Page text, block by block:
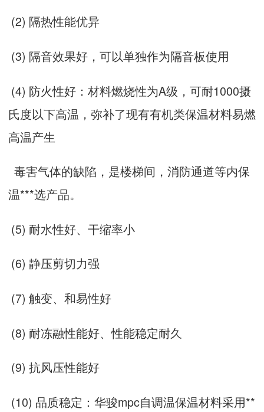
(2) 隔热性能优异
(3) 隔音效果好，可以单独作为隔音板使用
(4) 防火性好：材料燃烧性为A级，可耐1000摄
氏度以下高温，弥补了现有有机类保温材料易燃
高温产生
毒害气体的缺陷，是楼梯间，消防通道等内保
温***选产品。
(5) 耐水性好、干缩率小
(6) 静压剪切力强
(7) 触变、和易性好
(8) 耐冻融性能好、性能稳定耐久
(9) 抗风压性能好
(10) 品质稳定：华骏mpc自调温保温材料采用**